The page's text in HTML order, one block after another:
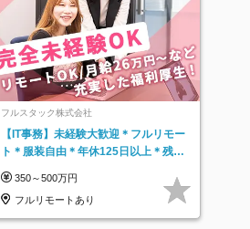
フルスタック株式会社
【IT事務】未経験大歓迎＊フルリモー
ト＊服装自由＊年休125日以上＊残業
350～500万円
フルリモートあり